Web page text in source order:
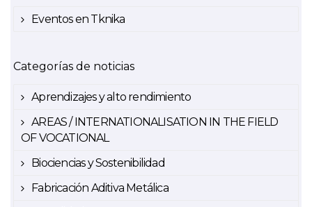
Eventos en Tknika
Categorías de noticias
Aprendizajes y alto rendimiento
AREAS / INTERNATIONALISATION IN THE FIELD
OF VOCATIONAL
Biociencias y Sostenibilidad
Fabricación Aditiva Metálica